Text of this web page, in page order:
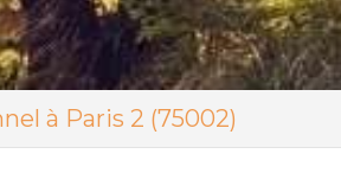
à Paris 2 (75002)